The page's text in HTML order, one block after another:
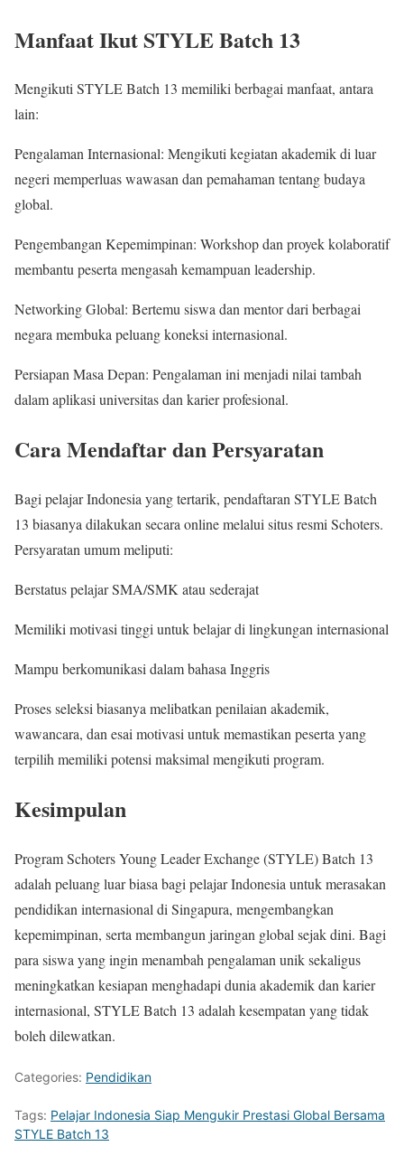
Manfaat Ikut STYLE Batch 13
Mengikuti STYLE Batch 13 memiliki berbagai manfaat, antara
lain:
Pengalaman Internasional: Mengikuti kegiatan akademik di luar
negeri memperluas wawasan dan pemahaman tentang budaya
global.
Pengembangan Kepemimpinan: Workshop dan proyek kolaboratif
membantu peserta mengasah kemampuan leadership.
Networking Global: Bertemu siswa dan mentor dari berbagai
negara membuka peluang koneksi internasional.
Persiapan Masa Depan: Pengalaman ini menjadi nilai tambah
dalam aplikasi universitas dan karier profesional.
Cara Mendaftar dan Persyaratan
Bagi pelajar Indonesia yang tertarik, pendaftaran STYLE Batch
13 biasanya dilakukan secara online melalui situs resmi Schoters.
Persyaratan umum meliputi:
Berstatus pelajar SMA/SMK atau sederajat
Memiliki motivasi tinggi untuk belajar di lingkungan internasional
Mampu berkomunikasi dalam bahasa Inggris
Proses seleksi biasanya melibatkan penilaian akademik,
wawancara, dan esai motivasi untuk memastikan peserta yang
terpilih memiliki potensi maksimal mengikuti program.
Kesimpulan
Program Schoters Young Leader Exchange (STYLE) Batch 13
adalah peluang luar biasa bagi pelajar Indonesia untuk merasakan
pendidikan internasional di Singapura, mengembangkan
kepemimpinan, serta membangun jaringan global sejak dini. Bagi
para siswa yang ingin menambah pengalaman unik sekaligus
meningkatkan kesiapan menghadapi dunia akademik dan karier
internasional, STYLE Batch 13 adalah kesempatan yang tidak
boleh dilewatkan.
Categories: Pendidikan
Tags: Pelajar Indonesia Siap Mengukir Prestasi Global Bersama
STYLE Batch 13